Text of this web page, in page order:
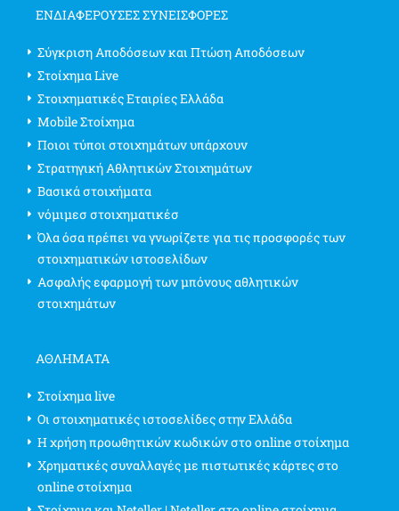
ΕΝΔΙΑΦΈΡΟΥΣΕΣ ΣΥΝΕΙΣΦΟΡΈΣ
Σύγκριση Αποδόσεων και Πτώση Αποδόσεων
Στοίχημα Live
Στοιχηματικές Εταιρίες Ελλάδα
Mobile Στοίχημα
Ποιοι τύποι στοιχημάτων υπάρχουν
Στρατηγική Αθλητικών Στοιχημάτων
Βασικά στοιχήματα
νόμιμεσ στοιχηματικέσ
Όλα όσα πρέπει να γνωρίζετε για τις προσφορές των
στοιχηματικών ιστοσελίδων
Ασφαλής εφαρμογή των μπόνους αθλητικών
στοιχημάτων
ΑΘΛΗΜΑΤΑ
Στοίχημα live
Οι στοιχηματικές ιστοσελίδες στην Ελλάδα
Η χρήση προωθητικών κωδικών στο online στοίχημα
Χρηματικές συναλλαγές με πιστωτικές κάρτες στο
online στοίχημα